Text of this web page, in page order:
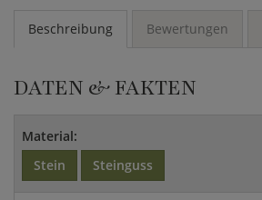
Beschreibung Bewertungen
DATEN & FAKTEN
Material:
Stein
Steinguss